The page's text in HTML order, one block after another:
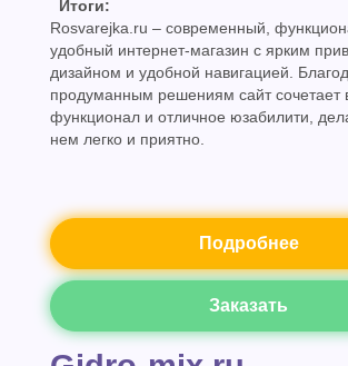
Итоги:
Rosvarejka.ru – современный,
удобный интернет-магазин с ярким
дизайном и удобной навигацией.
продуманным решениям сайт сочетает
функционал и отличное юзабилити,
нем легко и приятно.
Подробнее
Заказать